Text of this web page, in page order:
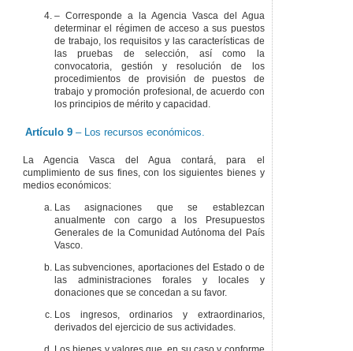
– Corresponde a la Agencia Vasca del Agua
determinar el régimen de acceso a sus puestos
de trabajo, los requisitos y las características de
las pruebas de selección, así como la
convocatoria, gestión y resolución de los
procedimientos de provisión de puestos de
trabajo y promoción profesional, de acuerdo con
los principios de mérito y capacidad.
Artículo 9 – Los recursos económicos.
La Agencia Vasca del Agua contará, para el
cumplimiento de sus fines, con los siguientes bienes y
medios económicos:
Las asignaciones que se establezcan
anualmente con cargo a los Presupuestos
Generales de la Comunidad Autónoma del País
Vasco.
Las subvenciones, aportaciones del Estado o de
las administraciones forales y locales y
donaciones que se concedan a su favor.
Los ingresos, ordinarios y extraordinarios,
derivados del ejercicio de sus actividades.